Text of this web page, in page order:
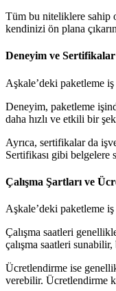
Tüm bu niteliklere sahip
kendinizi ön plana
Deneyim ve Sertifikalar
Aşkale’deki paketleme
Deneyim, paketleme
daha hızlı ve etkili bir
Ayrıca, sertifikalar da
Sertifikası gibi belgelere
Çalışma Şartları ve
Aşkale’deki paketleme
Çalışma saatleri
çalışma saatleri
Ücretlendirme ise
verebilir. Ücretlendirme